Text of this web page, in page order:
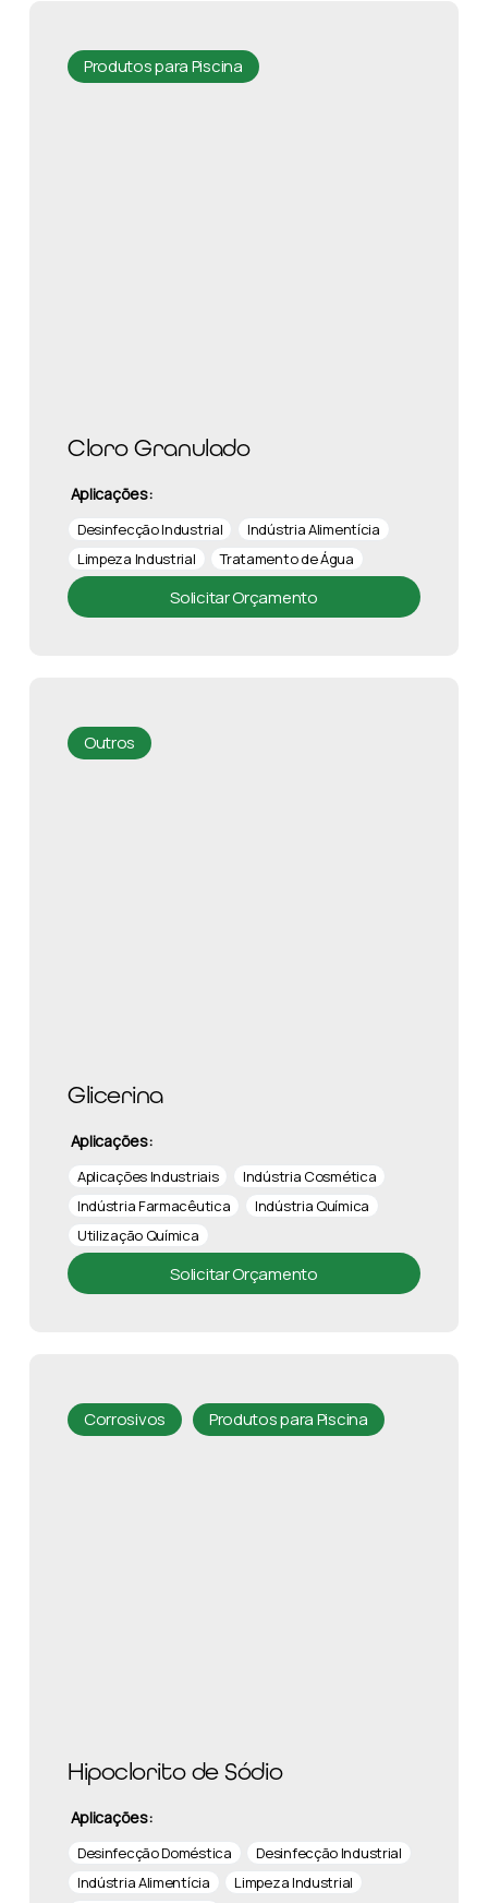
Produtos para Piscina
Cloro Granulado
Aplicações:
Desinfecção Industrial
Indústria Alimentícia
Limpeza Industrial
Tratamento de Água
Solicitar Orçamento
Outros
Glicerina
Aplicações:
Aplicações Industriais
Indústria Cosmética
Indústria Farmacêutica
Indústria Química
Utilização Química
Solicitar Orçamento
Corrosivos Produtos para Piscina
Hipoclorito de Sódio
Aplicações:
Desinfecção Doméstica
Desinfecção Industrial
Indústria Alimentícia
Limpeza Industrial